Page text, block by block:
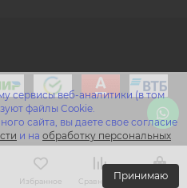
сервисы веб-аналитики (в том
файлы Cookie.
сайта, вы даете свое согласие
и на обработку персональных
Принимаю
Избранное Сравнение Корзина